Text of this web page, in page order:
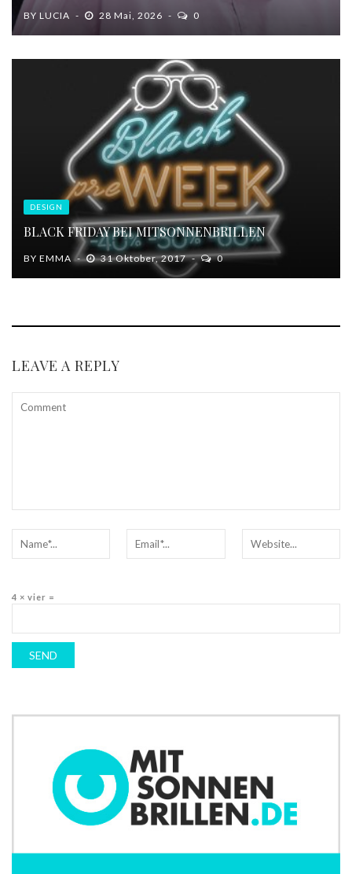
BY LUCIA 28 Mai, 2026 0
DESIGN
BLACK FRIDAY BEI MITSONNENBRILLEN
BY EMMA 31 Oktober, 2017 0
LEAVE A REPLY
4 × vier =